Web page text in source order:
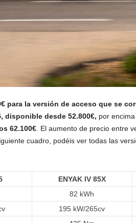
para la versión de acceso que se
disponible desde 52.800€, por
62.100€. El aumento de precio entre
cuadro, podéis ver todas las
ENYAK IV 85X
82 kWh
195 kW/265cv